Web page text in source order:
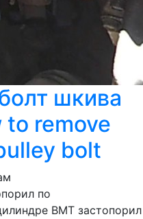
шкива
to remove
bolt
по
ВМТ застопорил